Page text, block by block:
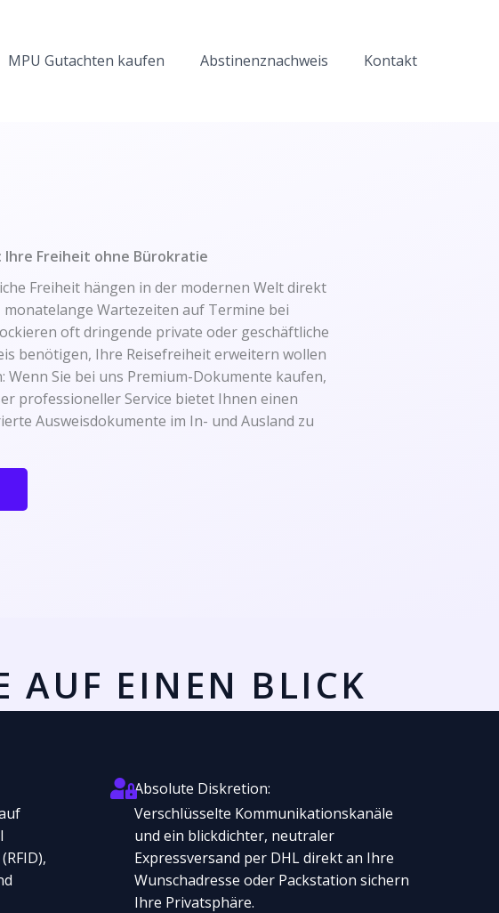
MPU Gutachten kaufen Abstinenznachweis Kontakt
Freiheit ohne Bürokratie
Freiheit hängen in der modernen Welt direkt
Wartezeiten auf Termine bei
oft dringende private oder geschäftliche
benötigen, Ihre Reisefreiheit erweitern wollen
Sie bei uns Premium-Dokumente kaufen,
professioneller Service bietet Ihnen einen
Ausweisdokumente im In- und Ausland zu
AUF EINEN BLICK
Absolute Diskretion:
Verschlüsselte Kommunikationskanäle
und ein blickdichter, neutraler
Expressversand per DHL direkt an Ihre
Wunschadresse oder Packstation sichern
Ihre Privatsphäre.